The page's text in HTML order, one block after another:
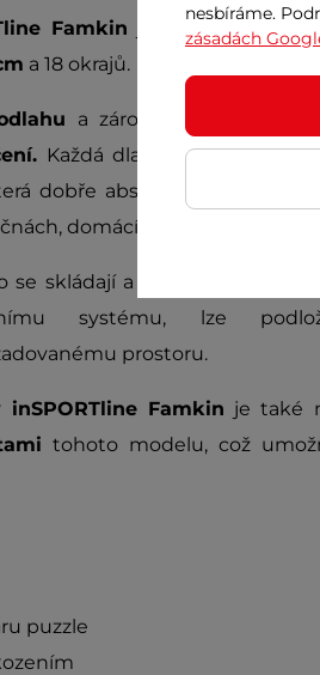
Famkin je sada, která se
a 18 okrajů.
a zároveň poskytuje
Každá dlaždice je
dobře absorbuje nárazy,
domácím prostředí či
se skládají a společně s okraji
systému, lze
prostoru.
Famkin je také
tohoto modelu, což
puzzle
nesbíráme.
zásadách